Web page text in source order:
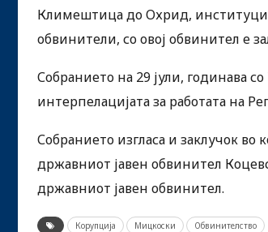
Климештица до Охрид,
обвинители, со овој обвинител е
Собранието на 29 јули, годинава
интерпелацијата за работата на
Собранието изгласа и заклучок во
државниот јавен обвинител
државниот јавен обвинител.
Корупција Мицкоски Обвинителство